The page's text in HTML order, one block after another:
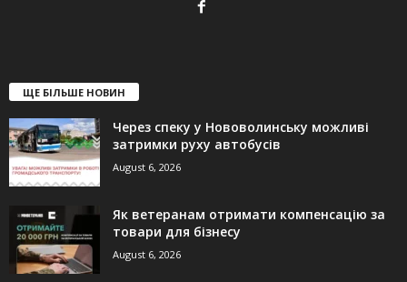
ЩЕ БІЛЬШЕ НОВИН
Через спеку у Нововолинську можливі
затримки руху автобусів
August 6, 2026
Як ветеранам отримати компенсацію за
товари для бізнесу
August 6, 2026